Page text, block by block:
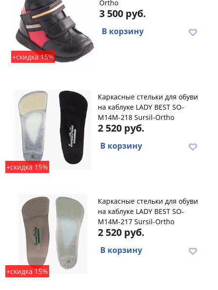
+скидка 15%
Ortho
3 500 руб.
В корзину
+скидка 15%
Каркасные стельки для обуви
на каблуке LADY BEST SO-
M14M-218 Sursil-Ortho
2 520 руб.
В корзину
+скидка 15%
Каркасные стельки для обуви
на каблуке LADY BEST SO-
M14M-217 Sursil-Ortho
2 520 руб.
В корзину